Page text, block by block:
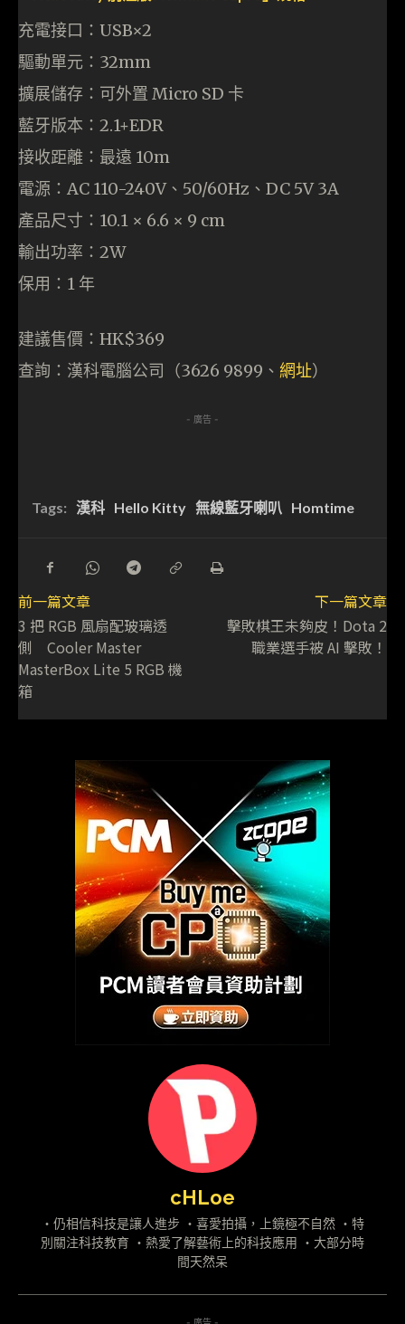
充電接口：USB×2
驅動單元：32mm
擴展儲存：可外置 Micro SD 卡
藍牙版本：2.1+EDR
接收距離：最遠 10m
電源：AC 110-240V、50/60Hz、DC 5V 3A
產品尺寸：10.1 × 6.6 × 9 cm
輸出功率：2W
保用：1 年
建議售價：HK$369
查詢：漢科電腦公司（3626 9899、 網址）
- 廣告 -
Tags: 漢科 Hello Kitty 無線藍牙喇叭 Homtime
前一篇文章
3 把 RGB 風扇配玻璃透
側 Cooler Master
MasterBox Lite 5 RGB 機
箱
下一篇文章
擊敗棋王未夠皮！Dota 2
職業選手被 AI 擊敗！
cHLoe
・仍相信科技是讓人進步 ・喜愛拍攝，上鏡極不自然 ・特
別關注科技教育 ・熱愛了解藝術上的科技應用 ・大部分時
間天然呆